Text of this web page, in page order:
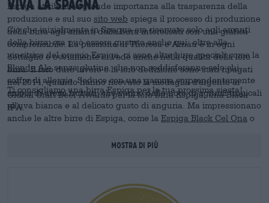
Espiga attribuisce grande importanza alla trasparenza della
produzione e sul suo sito web spiega il processo di produzione
della birra agli amanti della birra interessati con una grafica
comprensibile. La passione di Theresa e Arnau è in ogni
dettaglio e ovviamente si vede anche nella qualità della loro
birra. Il loro duro lavoro e la loro dedizione sono stati ripagati
nel 2014, quando hanno ricevuto la medaglia d'argento ai
Global Craft Beer Awards per la loro birra Espiga, una Black
IPA.
Viva la Spagna
Ciò che inizialmente in Spagna era riservato solo agli amanti
della birra, ora può essere gustato anche qui: oltre alla
vincitrice del premio Espiga, ci sono altre birre speciali come la
Blonde Alesenza glutine, che non soddisferanno solo chi
soffre di allergie. Seduce con una gamma sorprendentemente
ampia di aromi fruttati, che vanno dalle note di agrumi tropicali
all'uva bianca e al delicato gusto di anguria. Ma impressionano
anche le altre birre di Espiga, come la Espiga Black Cel Ona o
On the Bones. Si caratterizzano per l'aroma fine e l'elegante
Ti consigliamo una birra Espiga per la tua prossima siesta!
Mostra di più